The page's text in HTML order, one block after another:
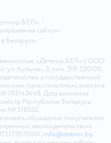
БЕЛ» •
сайтом
Беларуси
«Детмир БЕЛ» ( ООО
Кульман, 3, пом. 319, 220100,
о государственной
горисполкомом, внесена
193143448. Дата внесения
Республики Беларусь:
518552.
обращения покупателей
законодательством
info@detmir.by.